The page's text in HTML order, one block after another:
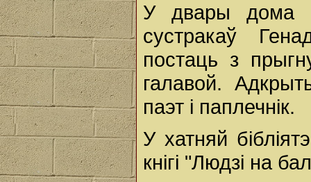
У двары дома
сустракаў
постаць з
галавой.
паэт і паплечнік.
У хатняй
кнігі "Людзі на